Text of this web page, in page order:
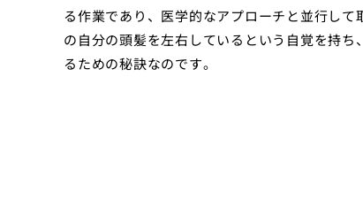
る作業であり、医学的なアプローチと並行し
の自分の頭髪を左右しているという自覚を持
るための秘訣なのです。